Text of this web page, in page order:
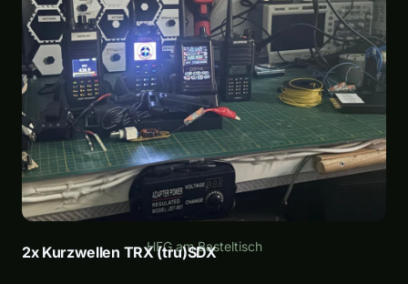
HFG am Basteltisch
2x Kurzwellen TRX (tru)SDX